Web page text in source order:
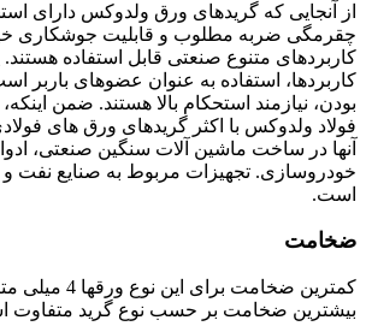
از آنجایی که گریدهای ورق ولدوکس دارای
چقرمگی ضربه مطلوب و قابلیت جوشکاری
کاربردهای متنوع صنعتی قابل استفاده هستند.
کاربردها، استفاده به عنوان عضوهای باربر
بودن، نیازمند استحکام بالا هستند. ضمن
فولاد ولدوکس با اکثر گریدهای ورق های
آنها در ساخت ماشین آلات سنگین صنعتی،
خودروسازی. تجهیزات مربوط به صنایع نفت و
است.
ضخامت
کمترین ضخامت برای
بیشترین ضخامت بر حسب نوع گرید متفاوت